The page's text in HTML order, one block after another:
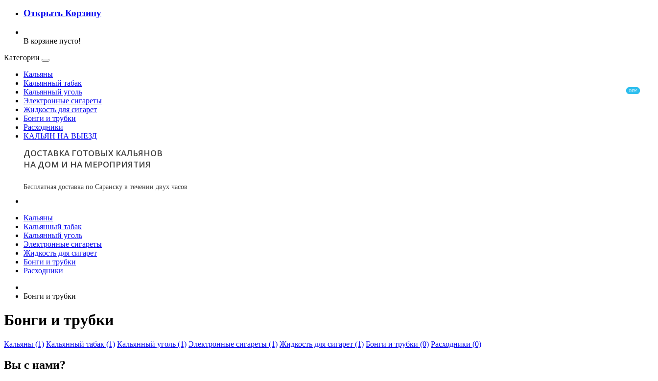
Открыть Корзину
В корзине пусто!
Категории
Кальяны
Кальянный табак
Кальянный уголь
Электронные сигареты
Жидкость для сигарет
Бонги и трубки
Расходники
КАЛЬЯН НА ВЫЕЗД
ДОСТАВКА ГОТОВЫХ КАЛЬЯНОВ
НА ДОМ И НА МЕРОПРИЯТИЯ
Бесплатная доставка по Саранску в течении двух часов
Кальяны
Кальянный табак
Кальянный уголь
Электронные сигареты
Жидкость для сигарет
Бонги и трубки
Расходники
Бонги и трубки
Бонги и трубки
Кальяны (1) Кальянный табак (1) Кальянный уголь (1) Электронные сигареты (1) Жидкость для сигарет (1) Бонги и трубки (0) Расходники (0)
Вы с нами?